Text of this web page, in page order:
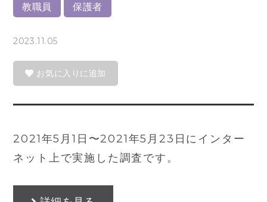
教職員 保護者
2023.11.05
お気に入りに追加
2021年5月1日〜2021年5月23日にインター
ネット上で実施した調査です。